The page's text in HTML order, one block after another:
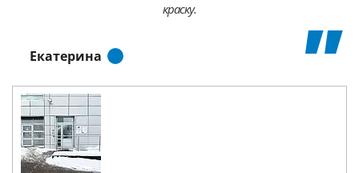
краску.
Екатерина